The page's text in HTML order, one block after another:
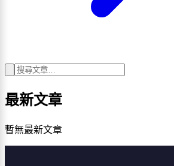
最新文章
暫無最新文章